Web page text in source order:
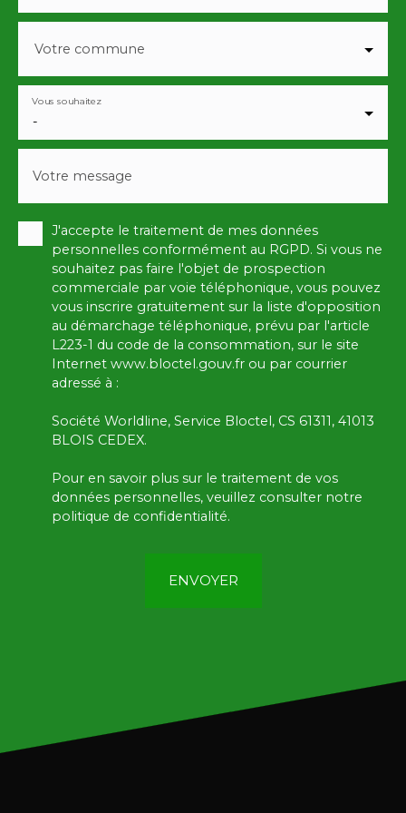
Votre commune
-
Vous souhaitez
Votre message
J'accepte le traitement de mes données
personnelles conformément au RGPD. Si vous ne
souhaitez pas faire l'objet de prospection
commerciale par voie téléphonique, vous pouvez
vous inscrire gratuitement sur la liste d'opposition
au démarchage téléphonique, prévu par l'article
L223-1 du code de la consommation, sur le site
Internet www.bloctel.gouv.fr ou par courrier
adressé à :
Société Worldline, Service Bloctel, CS 61311, 41013
BLOIS CEDEX.
Pour en savoir plus sur le traitement de vos
données personnelles, veuillez consulter notre
politique de confidentialité.
ENVOYER